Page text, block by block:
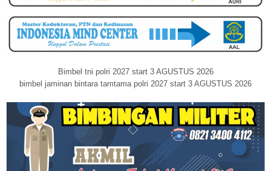
Bimbel tni polri 2027 start 3 AGUSTUS 2026
bimbel jaminan bintara tamtama polri 2027 start 3 AGUSTUS 2026